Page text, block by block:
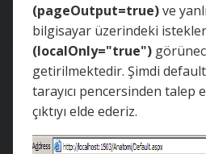
(pageOutput=true)ve
bilgisayar üzerindeki
(localOnly="true")
getirilmektedir. Şimdi
tarayıcı pencersinden talep
çıktıyı elde ederiz.